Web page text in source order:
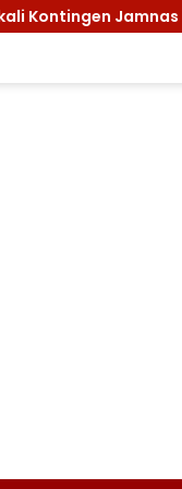
Jamnas XII